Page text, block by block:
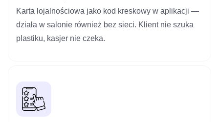
Karta lojalnościowa jako kod kreskowy w aplikacji —
działa w salonie również bez sieci. Klient nie szuka
plastiku, kasjer nie czeka.